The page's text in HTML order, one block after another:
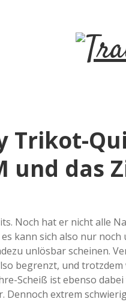
T
a
i
n
e
r
Trikot-
und das
Noch hat er nicht alle
kann sich also nur noch
unlösbar scheinen.
begrenzt, und
Scheiß ist ebenso
Dennoch extrem